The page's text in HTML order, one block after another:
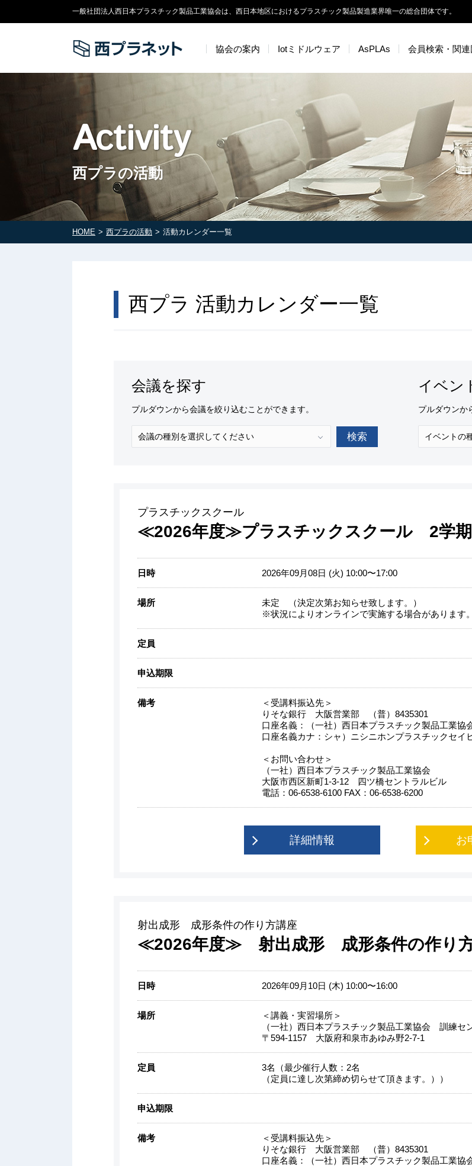
一般社団法人西日本プラスチック製品工業協会は、西日本地区におけるプラスチック製品製造業界唯一の総合団体です。
協会の案内 Iotミドルウェア AsPLAs 会員検索・関
Activity
西プラの活動
HOME 西プラの活動 活動カレンダー一覧
西プラ 活動カレンダー一覧
会議を探す
プルダウンから会議を絞り込むことができます。
検索
イベン
プルダウンか
プラスチックスクール
≪2026年度≫プラスチックスクール 2学期
日時 2026年09月08日 (火) 10:00〜17:00
場所
未定 （決定次第お知らせ致します。）
※状況によりオンラインで実施する場合があります。
定員
申込期限
備考
＜受講料振込先＞
りそな銀行 大阪営業部 （普）8435301
口座名義：（一社）西日本プラスチック製品工業協
口座名義カナ：シャ）ニシニホンプラスチックセイ
＜お問い合わせ＞
（一社）西日本プラスチック製品工業協会
大阪市西区新町1-3-12 四ツ橋セントラルビル
電話：06‐6538‐6100 FAX：06‐6538‐6200
詳細情報 お
射出成形 成形条件の作り方講座
≪2026年度≫ 射出成形 成形条件の作り
日時 2026年09月10日 (木) 10:00〜16:00
場所
＜講義・実習場所＞
（一社）西日本プラスチック製品工業協会 訓練セ
〒594-1157 大阪府和泉市あゆみ野2-7-1
定員
3名（最少催行人数：2名
（定員に達し次第締め切らせて頂きます。））
申込期限
備考
＜受講料振込先＞
りそな銀行 大阪営業部 （普）8435301
口座名義：（一社）西日本プラスチック製品工業協